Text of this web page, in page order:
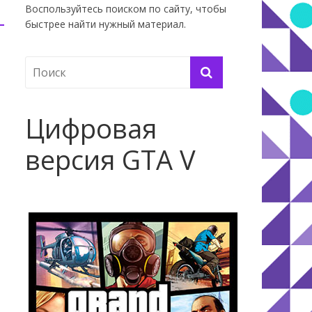
Воспользуйтесь поиском по сайту, чтобы
быстрее найти нужный материал.
Цифровая
версия GTA V